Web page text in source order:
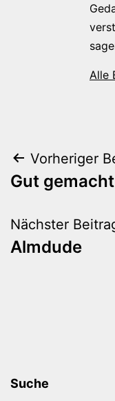
Alle
Vorheriger
Gut gemacht
Nächster
Almdude
Suche